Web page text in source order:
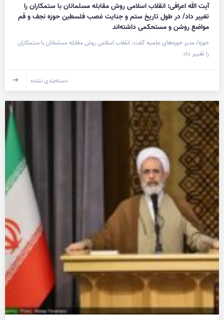
آیت الله اعرافی: انقلاب اسلامی روش مقابله مسلمانان با ستمکاران را
تغییر داد/ در طول تاریخ ستم و جنایت غصب فلسطین حوزه‌ نجف و قم
مواضع روشن و مستحکمی داشته‌اند
حوزه/ مدیر حوزه‌های علمیه گفت: انقلاب اسلامی روش مقابله مسلمانان با ستمکاران
را تغییر داد
دسته‌بندی نشده